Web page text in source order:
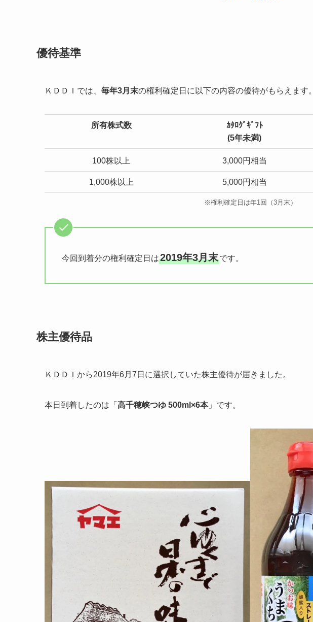
優待基準
ＫＤＤＩでは、 毎年3月末の権利確定日に以下の内容の優待がもらえます。
所有株式数 ｶﾀﾛｸﾞｷﾞﾌﾄ
(5年未満)
100株以上 3,000円相当
1,000株以上 5,000円相当
※権利確定日は年1回（3月末）
今回到着分の権利確定日は2019年3月末です。
株主優待品
ＫＤＤＩから2019年6月7日に選択していた株主優待が届きました。
本日到着したのは「 高千穂峡つゆ 500ml×6本」です。